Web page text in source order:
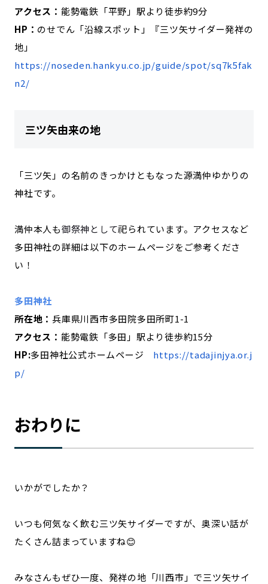
アクセス： 能勢電鉄「平野」駅より徒歩約9分
HP： のせでん「沿線スポット」『三ツ矢サイダー発祥の
地」
https://noseden.hankyu.co.jp/guide/spot/sq7k5fak
n2/
三ツ矢由来の地
「三ツ矢」の名前のきっかけともなった源満仲ゆかりの
神社です。
満仲本人も御祭神として祀られています。アクセスなど
多田神社の詳細は以下のホームページをご参考くださ
い！
多田神社
所在地： 兵庫県川西市多田院多田所町1-1
アクセス： 能勢電鉄「多田」駅より徒歩約15分
HP:多田神社公式ホームページ https://tadajinjya.or.j
p/
おわりに
いかがでしたか？
いつも何気なく飲む三ツ矢サイダーですが、奥深い話が
たくさん詰まっていますね😊
みなさんもぜひ一度、発祥の地「川西市」で三ツ矢サイ